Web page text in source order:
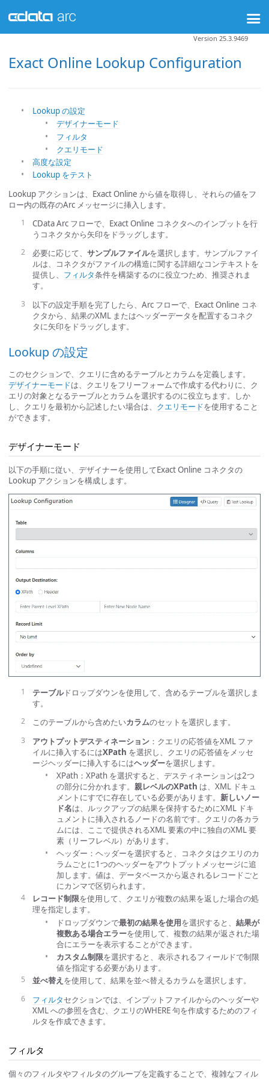
Exact Online Lookup Configuration
Version 25.3.9469
Lookup の設定
デザイナーモード
フィルタ
クエリモード
高度な設定
Lookup をテスト
Lookup アクションは、Exact Online から値を取得し、それらの値をフ
ロー内の既存のArc メッセージに挿入します。
CData Arc フローで、Exact Online コネクタへのインプットを行
うコネクタから矢印をドラッグします。
必要に応じて、 サンプルファイルを選択します。サンプルファイ
ルは、コネクタがファイルの構造に関する詳細なコンテキストを
提供し、 フィルタ条件を構築するのに役立つため、推奨されま
す。
以下の設定手順を完了したら、Arc フローで、Exact Online コネ
クタから、結果のXML またはヘッダーデータを配置するコネク
タに矢印をドラッグします。
Lookup の設定
このセクションで、クエリに含めるテーブルとカラムを定義します。
デザイナーモードは、クエリをフリーフォームで作成する代わりに、ク
エリの対象となるテーブルとカラムを選択するのに役立ちます。しか
し、クエリを最初から記述したい場合は、 クエリモードを使用すること
ができます。
デザイナーモード
以下の手順に従い、デザイナーを使用してExact Online コネクタの
Lookup アクションを構成します。
テーブルドロップダウンを使用して、含めるテーブルを選択しま
す。
このテーブルから含めたいカラムのセットを選択します。
アウトプットデスティネーション ：クエリの応答値をXML ファ
イルに挿入するにはXPath を選択し、クエリの応答値をメッセ
ージヘッダーに挿入するにはヘッダーを選択します。
XPath：XPath を選択すると、デスティネーションは2つ
の部分に分かれます。 親レベルのXPath は、XML ドキュ
メントにすでに存在している必要があります。 新しいノー
ド名は、ルックアップの結果を保持するためにXML ドキ
ュメントに挿入されるノードの名前です。クエリの各カラ
ムには、ここで提供されるXML 要素の中に独自のXML 要
素（リーフレベル）があります。
ヘッダー：ヘッダーを選択すると、コネクタはクエリのカ
ラムごとに1つのヘッダーをアウトプットメッセージに追
加します。値は、データベースから返されるレコードごと
にカンマで区切られます。
レコード制限を使用して、クエリが複数の結果を返した場合の処
理を指定します。
ドロップダウンで最初の結果を使用を選択すると、 結果が
複数ある場合エラーを使用して、複数の結果が返された場
合にエラーを表示することができます。
カスタム制限を選択すると、表示されるフィールドで制限
値を指定する必要があります。
並べ替え を使用して、結果を並べ替えるカラムを選択します。
フィルタセクションでは、インプットファイルからのヘッダーや
XML への参照を含む、クエリのWHERE 句を作成するためのフィ
ルタを作成できます。
フィルタ
個々のフィルタやフィルタのグループを定義することで、複雑なフィル